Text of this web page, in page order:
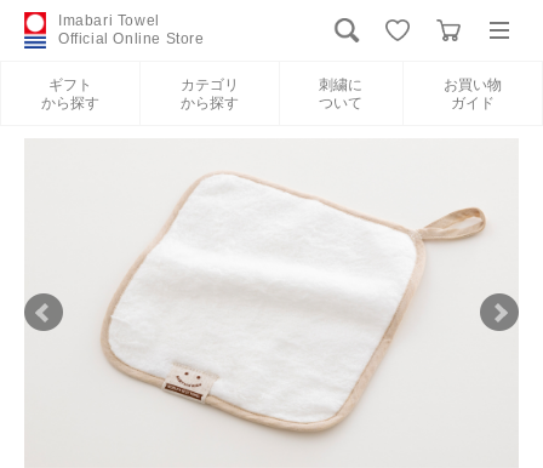
Imabari Towel
Official Online Store
ギフト
から探す
カテゴリ
から探す
刺繍に
ついて
お買い物
ガイド
新規会員登録
カテゴリから探す
刺繍について